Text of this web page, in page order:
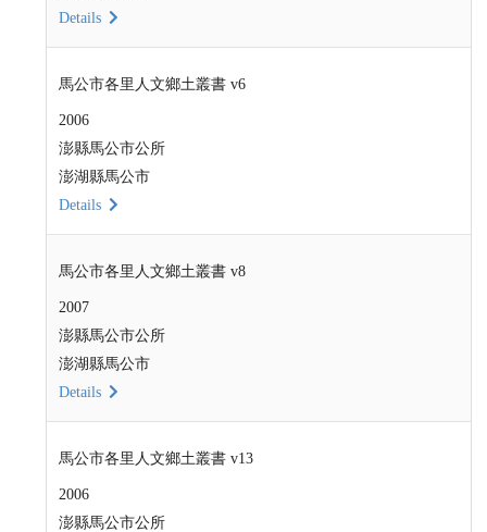
Details
馬公市各里人文鄉土叢書 v6
2006
澎縣馬公市公所
澎湖縣馬公市
Details
馬公市各里人文鄉土叢書 v8
2007
澎縣馬公市公所
澎湖縣馬公市
Details
馬公市各里人文鄉土叢書 v13
2006
澎縣馬公市公所